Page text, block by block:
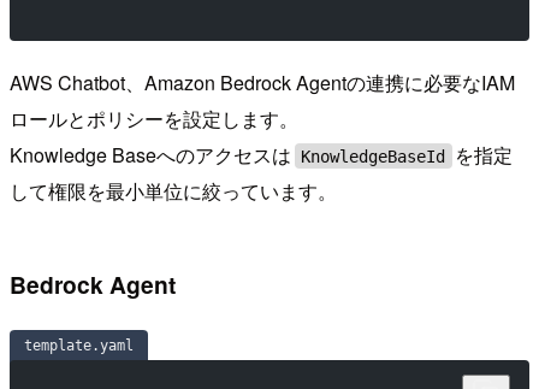
AWS Chatbot、Amazon Bedrock Agentの連携に必要なIAM
ロールとポリシーを設定します。
Knowledge Baseへのアクセスは
KnowledgeBaseId
を指定
して権限を最小単位に絞っています。
Bedrock Agent
template.yaml